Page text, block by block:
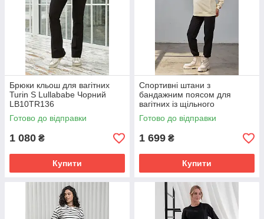
Брюки кльош для вагітних
Turin S Lullababe Чорний
LB10TR136
Готово до відправки
1 080 ₴
Купити
Спортивні штани з
бандажним поясом для
вагітних із щільного
трикотажу Berit S Юла мама
Чорний
Готово до відправки
1 699 ₴
Купити